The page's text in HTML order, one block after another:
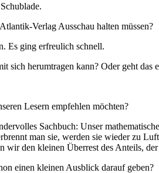
Verlag Ausschau halten müssen?
Es ging erfreulich schnell.
herumtragen kann? Oder geht das
Lesern empfehlen möchten?
Sachbuch: Unser
man sie, werden sie wieder zu
den kleinen Überrest des Anteils,
einen kleinen Ausblick darauf geben?